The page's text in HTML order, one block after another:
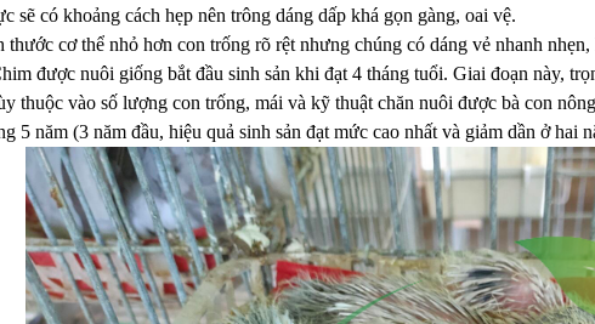
sẽ có khoảng cách hẹp nên trông dáng dấp khá gọn gàng, oai vệ.
cơ thể nhỏ hơn con trống rõ rệt nhưng chúng có dáng vẻ nhanh
được nuôi giống bắt đầu sinh sản khi đạt 4 tháng tuổi. Giai đoạn này,
thuộc vào số lượng con trống, mái và kỹ thuật chăn nuôi được bà con
5 năm (3 năm đầu, hiệu quả sinh sản đạt mức cao nhất và giảm dần ở hai